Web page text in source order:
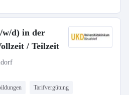
d) in der
/ Teilzeit
Tarifvergütung